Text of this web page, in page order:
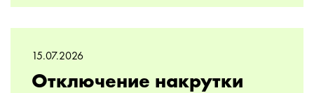
15.07.2026
Отключение накрутки